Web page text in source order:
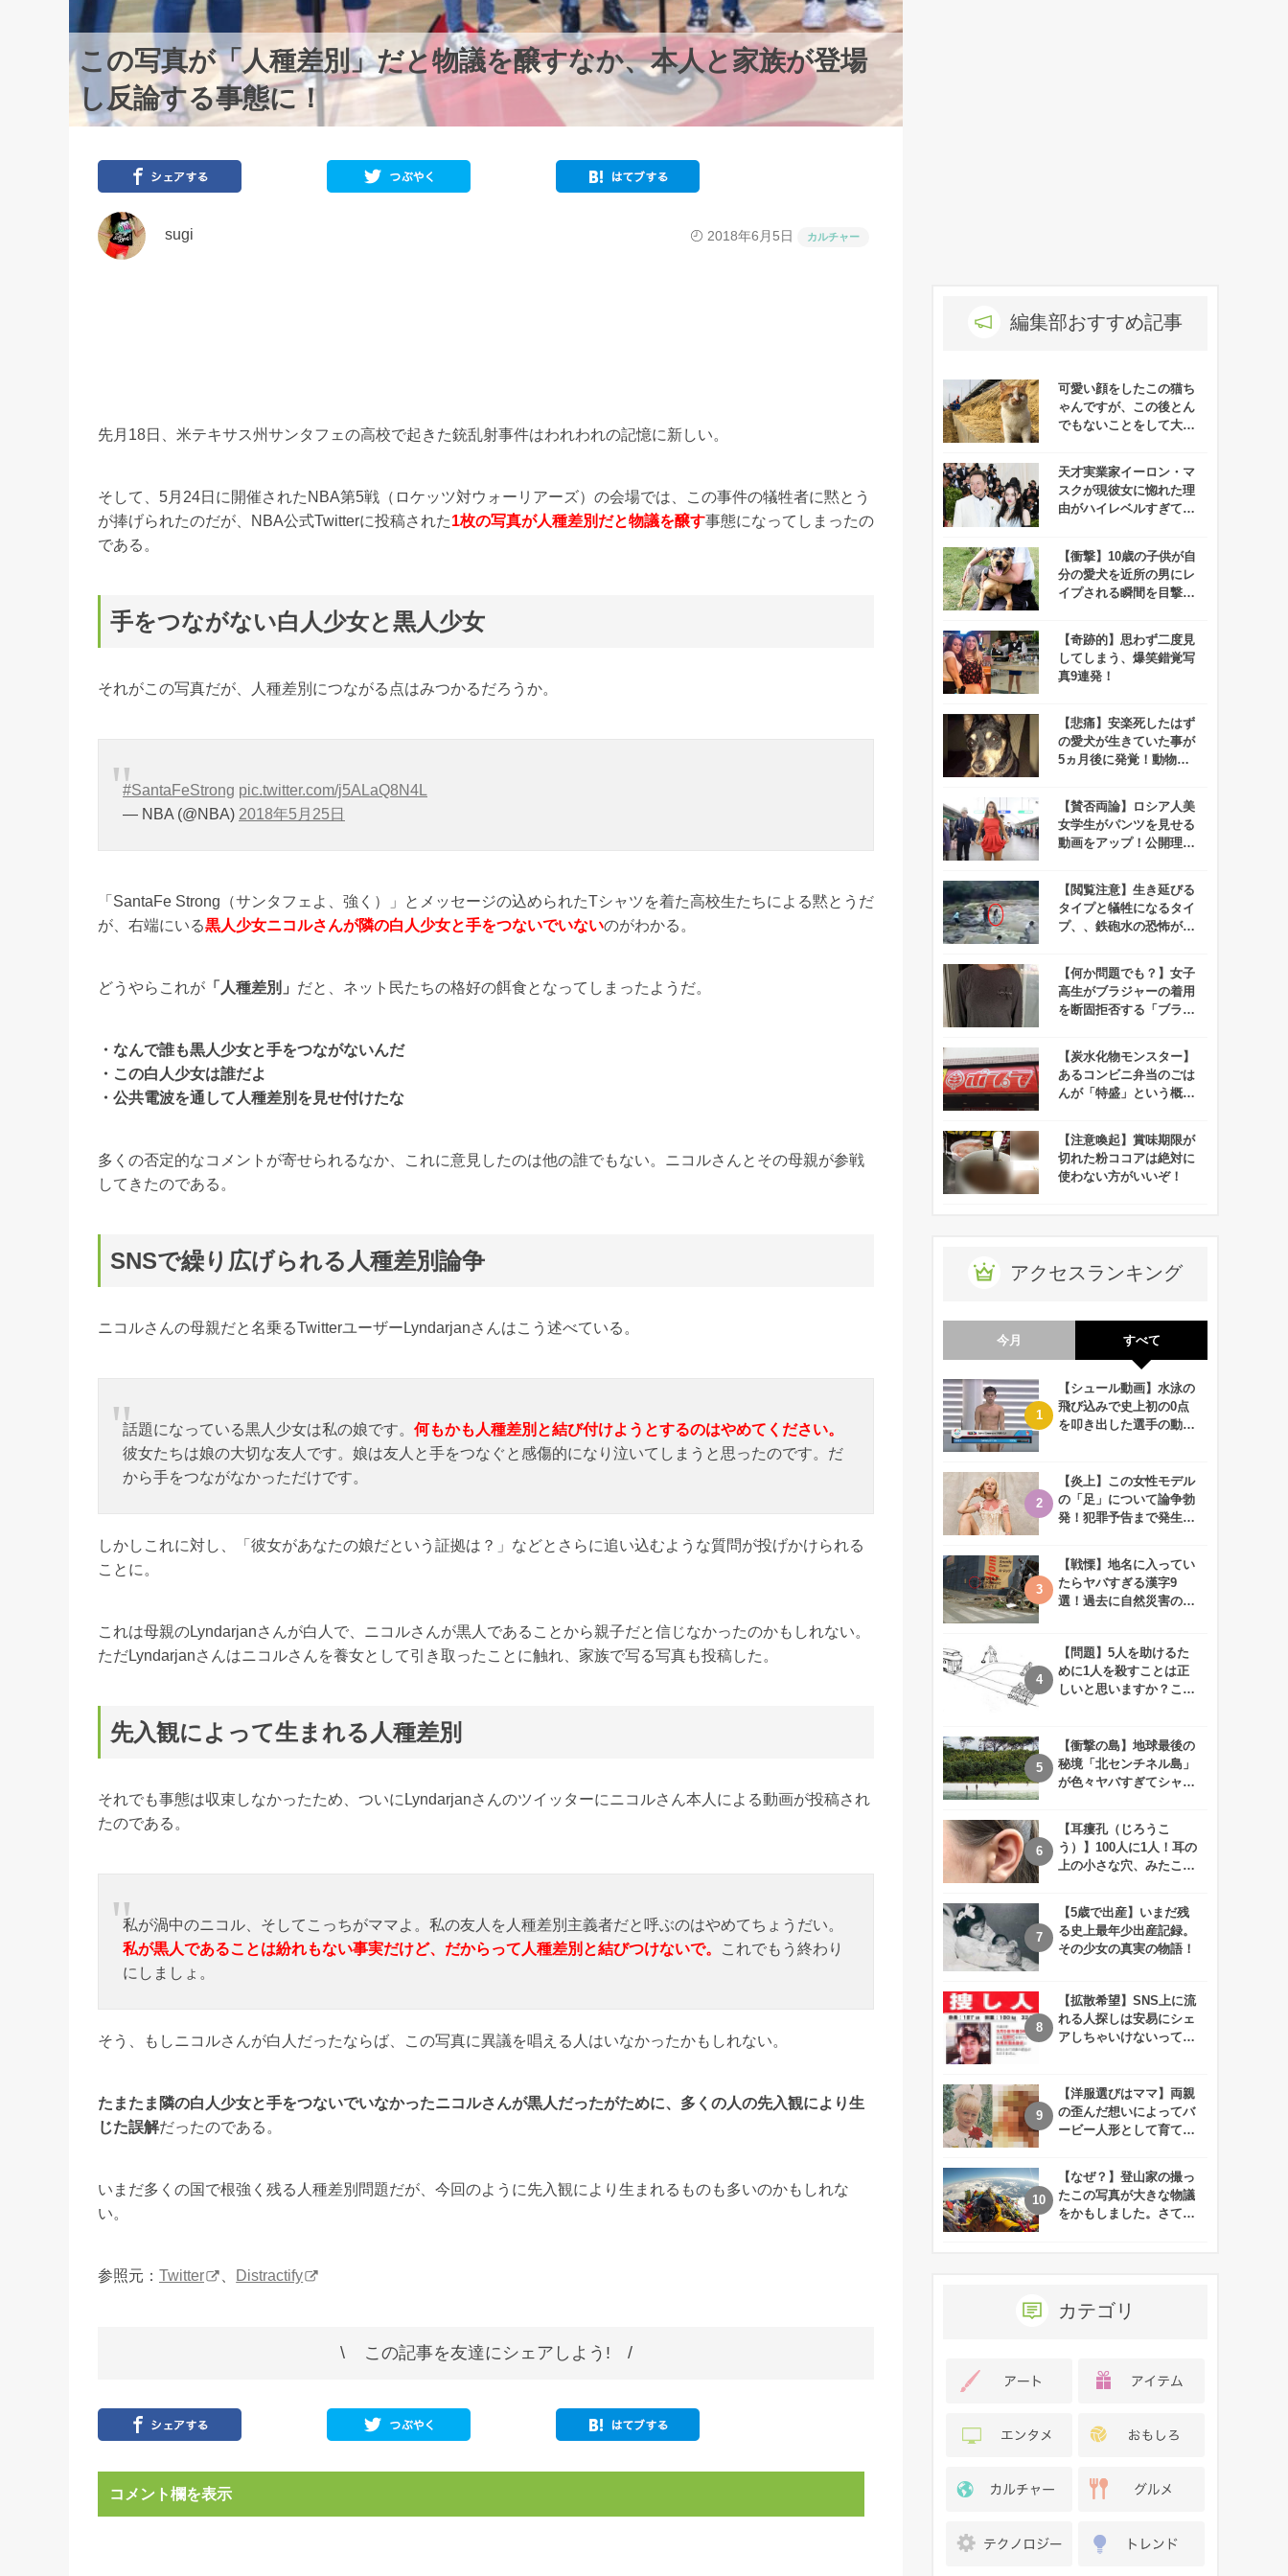
この写真が「人種差別」だと物議を醸すなか、本人と家族が登場
し反論する事態に！
sugi 2018年6月5日 カルチャー
先月18日、米テキサス州サンタフェの高校で起きた銃乱射事件はわれわれの記憶に新しい。
そして、5月24日に開催されたNBA第5戦（ロケッツ対ウォーリアーズ）の会場では、この事件の犠牲者に黙とう
が捧げられたのだが、NBA公式Twitterに投稿された1枚の写真が人種差別だと物議を醸す事態になってしまったの
である。
手をつながない白人少女と黒人少女
それがこの写真だが、人種差別につながる点はみつかるだろうか。
#SantaFeStrong pic.twitter.com/j5ALaQ8N4L
— NBA (@NBA) 2018年5月25日
「SantaFe Strong（サンタフェよ、強く）」とメッセージの込められたTシャツを着た高校生たちによる黙とうだ
が、右端にいる黒人少女ニコルさんが隣の白人少女と手をつないでいないのがわかる。
どうやらこれが 「人種差別」 だと、ネット民たちの格好の餌食となってしまったようだ。
・なんで誰も黒人少女と手をつながないんだ
・この白人少女は誰だよ
・公共電波を通して人種差別を見せ付けたな
多くの否定的なコメントが寄せられるなか、これに意見したのは他の誰でもない。ニコルさんとその母親が参戦
してきたのである。
SNSで繰り広げられる人種差別論争
ニコルさんの母親だと名乗るTwitterユーザーLyndarjanさんはこう述べている。
話題になっている黒人少女は私の娘です。 何もかも人種差別と結び付けようとするのはやめてください。
彼女たちは娘の大切な友人です。娘は友人と手をつなぐと感傷的になり泣いてしまうと思ったのです。だ
から手をつながなかっただけです。
しかしこれに対し、「彼女があなたの娘だという証拠は？」などとさらに追い込むような質問が投げかけられる
ことに。
これは母親のLyndarjanさんが白人で、ニコルさんが黒人であることから親子だと信じなかったのかもしれない。
ただLyndarjanさんはニコルさんを養女として引き取ったことに触れ、家族で写る写真も投稿した。
先入観によって生まれる人種差別
それでも事態は収束しなかったため、ついにLyndarjanさんのツイッターにニコルさん本人による動画が投稿され
たのである。
私が渦中のニコル、そしてこっちがママよ。私の友人を人種差別主義者だと呼ぶのはやめてちょうだい。
私が黒人であることは紛れもない事実だけど、だからって人種差別と結びつけないで。
これでもう終わり
にしましょ。
そう、もしニコルさんが白人だったならば、この写真に異議を唱える人はいなかったかもしれない。
たまたま隣の白人少女と手をつないでいなかったニコルさんが黒人だったがために、多くの人の先入観により生
じた誤解だったのである。
いまだ多くの国で根強く残る人種差別問題だが、今回のように先入観により生まれるものも多いのかもしれな
い。
参照元： Twitter Distractify
この記事を友達にシェアしよう! /
コメント欄を表示
編集部おすすめ記事
可愛い顔をしたこの猫ち
ゃんですが、この後とん
でもないことをして大勢
ととなります
天才実業家イーロン・マ
スクが現彼女に惚れた理
由がハイレベルすぎて誰
【衝撃】10歳の子供が自
分の愛犬を近所の男にレ
イプされる瞬間を目撃す
【奇跡的】思わず二度見
してしまう、爆笑錯覚写
真9連発！
【悲痛】安楽死したはず
の愛犬が生きていた事が
5ヵ月後に発覚！動物病
【賛否両論】ロシア人美
女学生がパンツを見せる
動画をアップ！公開理由
【閲覧注意】生き延びる
タイプと犠牲になるタイ
プ、、鉄砲水の恐怖がよ
ぎる！
【何か問題でも？】女子
高生がブラジャーの着用
を断固拒否する「ブラコ
【炭水化物モンスター】
あるコンビニ弁当のごは
んが「特盛」という概念
に！
【注意喚起】賞味期限が
切れた粉ココアは絶対に
使わない方がいいぞ！
アクセスランキング
今月 すべて
【シュール動画】水泳の
飛び込みで史上初の0点
を叩き出した選手の動画
【炎上】この女性モデル
の「足」について論争勃
発！犯罪予告まで発生す
【戦慄】地名に入ってい
たらヤバすぎる漢字9
選！過去に自然災害の歴
【問題】5人を助けるた
めに1人を殺すことは正
しいと思いますか？この
【衝撃の島】地球最後の
秘境「北センチネル島」
が色々ヤバすぎてシャレ
【耳瘻孔（じろうこ
う）】100人に1人！耳の
上の小さな穴、みたこと
【5歳で出産】いまだ残
る史上最年少出産記録。
その少女の真実の物語！
【拡散希望】SNS上に流
れる人探しは安易にシェ
アしちゃいけないって知
【洋服選びはママ】両親
の歪んだ想いによってバ
ービー人形として育てら
【なぜ？】登山家の撮っ
たこの写真が大きな物議
をかもしました。さて、
カテゴリ